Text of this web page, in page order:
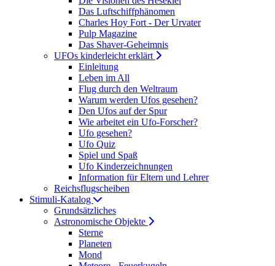
Das Luftschiffphänomen
Charles Hoy Fort - Der Urvater
Pulp Magazine
Das Shaver-Geheimnis
UFOs kinderleicht erklärt
Einleitung
Leben im All
Flug durch den Weltraum
Warum werden Ufos gesehen?
Den Ufos auf der Spur
Wie arbeitet ein Ufo-Forscher?
Ufo gesehen?
Ufo Quiz
Spiel und Spaß
Ufo Kinderzeichnungen
Information für Eltern und Lehrer
Reichsflugscheiben
Stimuli-Katalog
Grundsätzliches
Astronomische Objekte
Sterne
Planeten
Mond